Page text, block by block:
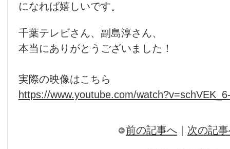
になれば嬉しいです。
千葉テレビさん、副島淳さん、
本当にありがとうございました！
実際の映像はこちら
https://www.youtube.com/
前の記事へ ｜ 次の記